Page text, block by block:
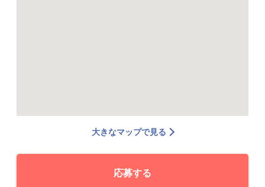
大きなマップで見る
応募する